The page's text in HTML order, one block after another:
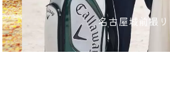
名古屋城前撮り